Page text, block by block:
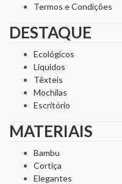
Termos e Condições
DESTAQUE
Ecológicos
Líquidos
Têxteis
Mochilas
Escritório
MATERIAIS
Bambu
Cortiça
Elegantes